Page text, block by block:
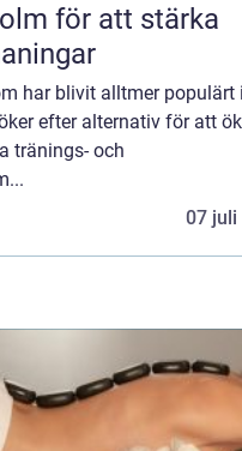
för att stärka
har blivit alltmer populärt
efter alternativ för att
tränings- och
07 juli